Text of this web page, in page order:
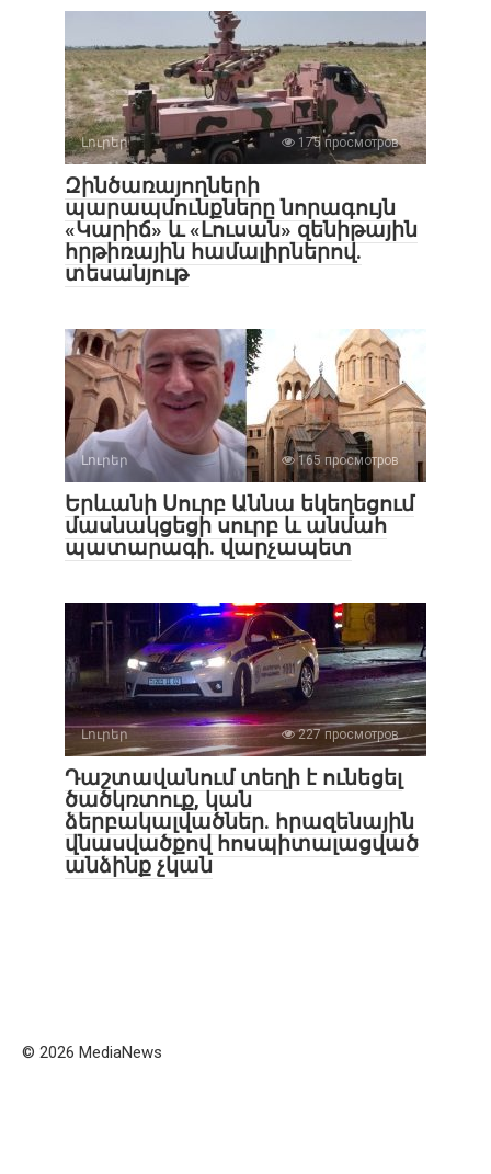
Լուրեր 175 просмотров
Զինծառայողների
պարապմունքները նորագույն
«Կարիճ» և «Լուսան» զենիթային
հրթիռային համալիրներով.
տեսանյութ
Լուրեր 165 просмотров
Երևանի Սուրբ Աննա եկեղեցում
մասնակցեցի սուրբ և անմահ
պատարագի. վարչապետ
Լուրեր 227 просмотров
Դաշտավանում տեղի է ունեցել
ծածկռտուք, կան
ձերբակալվածներ. հրազենային
վնասվածքով հոսպիտալացված
անձինք չկան
© 2026 MediaNews